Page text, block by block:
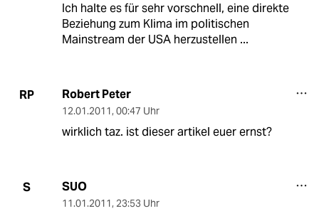
Ich halte es für sehr vorschnell, eine direkte
Beziehung zum Klima im politischen
Mainstream der USA herzustellen ...
RP Robert Peter
12.01.2011, 00:47 Uhr
wirklich taz. ist dieser artikel euer ernst?
S SUO
11.01.2011, 23:53 Uhr